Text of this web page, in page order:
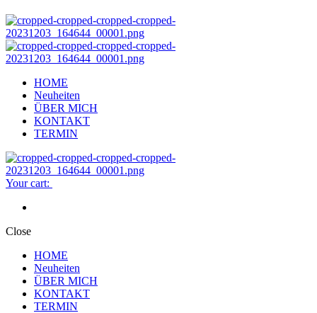
HOME
Neuheiten
ÜBER MICH
KONTAKT
TERMIN
Your cart:
Close
HOME
Neuheiten
ÜBER MICH
KONTAKT
TERMIN